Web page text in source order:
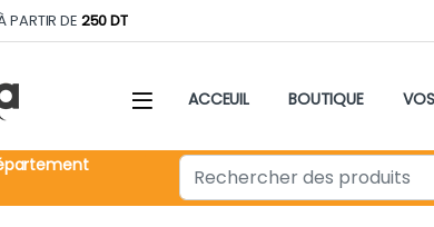
PARTIR DE 250 DT
ACCEUIL BOUTIQUE
Search for: